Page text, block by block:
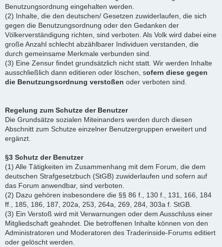
Benutzungsordnung eingehalten werden.
(2) Inhalte, die den deutschen/ Gesetzen zuwiderlaufen, die sich
gegen die Benutzungsordnung oder den Gedanken der
Völkerverständigung richten, sind verboten. Als Volk wird dabei eine
große Anzahl schlecht abzählbarer Individuen verstanden, die
durch gemeinsame Merkmale verbunden sind.
(3) Eine Zensur findet grundsätzlich nicht statt. Wir werden Inhalte
ausschließlich dann editieren oder löschen, sofern diese gegen
die Benutzungsordnung verstoßen oder verboten sind.
Regelung zum Schutze der Benutzer
Die Grundsätze sozialen Miteinanders werden durch diesen
Abschnitt zum Schutze einzelner Benutzergruppen erweitert und
ergänzt.
§3 Schutz der Benutzer
(1) Alle Tätigkeiten im Zusammenhang mit dem Forum, die dem
deutschen Strafgesetzbuch (StGB) zuwiderlaufen und sofern auf
das Forum anwendbar, sind verboten.
(2) Dazu gehören insbesondere die §§ 86 f., 130 f., 131, 166, 184
ff., 185, 186, 187, 202a, 253, 264a, 269, 284, 303a f. StGB.
(3) Ein Verstoß wird mit Verwarnungen oder dem Ausschluss einer
Mitgliedschaft geahndet. Die betroffenen Inhalte können von den
Administratoren und Moderatoren des Traderinside-Forums editiert
oder gelöscht werden.